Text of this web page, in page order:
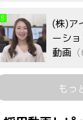
5
(株)ア
ーシ
動画
もっ